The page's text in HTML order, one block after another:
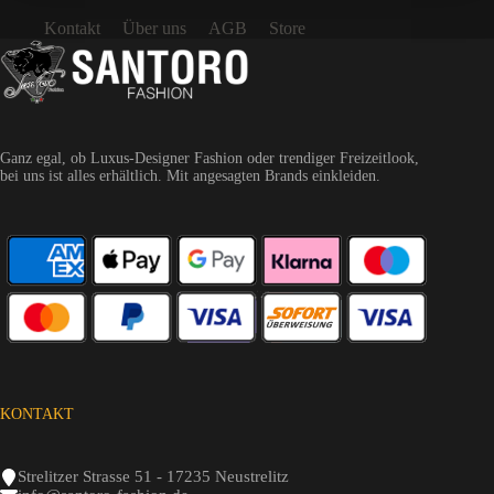
Kontakt Über uns AGB Store
Ganz egal, ob Luxus-Designer Fashion oder trendiger Freizeitlook,
bei uns ist alles erhältlich. Mit angesagten Brands einkleiden.
KONTAKT
Strelitzer Strasse 51 - 17235 Neustrelitz